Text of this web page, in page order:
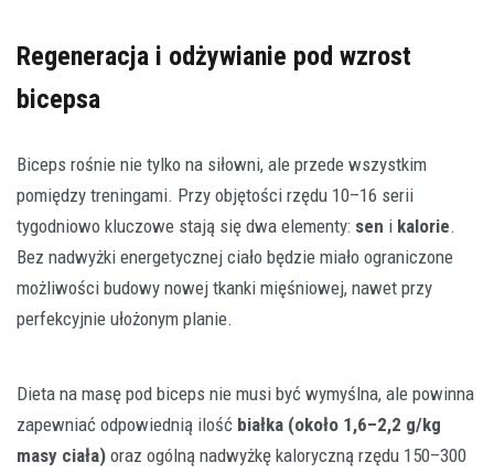
Regeneracja i odżywianie pod wzrost
bicepsa
Biceps rośnie nie tylko na siłowni, ale przede wszystkim
pomiędzy treningami. Przy objętości rzędu 10–16 serii
tygodniowo kluczowe stają się dwa elementy: sen i kalorie.
Bez nadwyżki energetycznej ciało będzie miało ograniczone
możliwości budowy nowej tkanki mięśniowej, nawet przy
perfekcyjnie ułożonym planie.
Dieta na masę pod biceps nie musi być wymyślna, ale powinna
zapewniać odpowiednią ilość białka (około 1,6–2,2 g/kg
masy ciała) oraz ogólną nadwyżkę kaloryczną rzędu 150–300